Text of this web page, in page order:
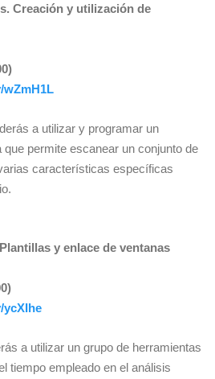
Creación y utilización de
a utilizar y programar un
que permite escanear un conjunto de
características específicas
y enlace de ventanas
a utilizar un grupo de herramientas
tiempo empleado en el análisis